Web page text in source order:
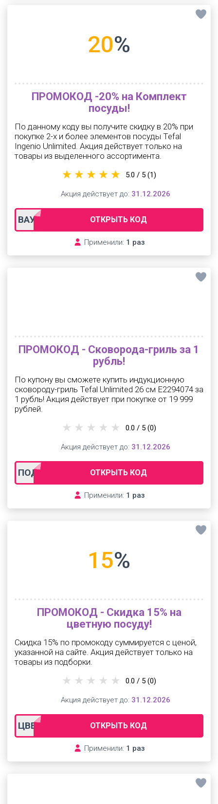
20%
ПРОМОКОД -20% на Комплект
посуды!
По данному коду вы получите скидку в 20% при
покупке 2-х и более элементов посуды Tefal
Ingenio Unlimited. Акция действует только на
товары из выделенного ассортимента.
ВАУ20 ОТКРЫТЬ КОД
Применили: 1 раз
5.0 / 5 (1)
Акция действует до: 31.12.2026
ПРОМОКОД - Сковорода-гриль за 1
рубль!
По купону вы сможете купить индукционную
сковороду-гриль Tefal Unlimited 26 см E2294074 за
1 рубль! Акция действует при покупке от 19 999
рублей.
ПОДАРОК ОТКРЫТЬ КОД
Применили: 1 раз
0.0 / 5 (0)
Акция действует до: 31.12.2026
15%
ПРОМОКОД - Скидка 15% на
цветную посуду!
Скидка 15% по промокоду суммируется с ценой,
указанной на сайте. Акция действует только на
товары из подборки.
ЦВЕТ ОТКРЫТЬ КОД
Применили: 1 раз
0.0 / 5 (0)
Акция действует до: 31.12.2026